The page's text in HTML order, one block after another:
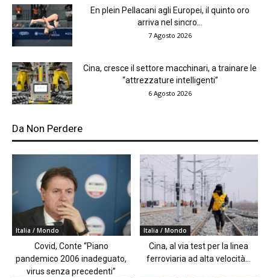
En plein Pellacani agli Europei, il quinto oro
arriva nel sincro...
7 Agosto 2026
Cina, cresce il settore macchinari, a trainare le
“attrezzature intelligenti”
6 Agosto 2026
Da Non Perdere
Italia / Mondo
Covid, Conte “Piano
pandemico 2006 inadeguato,
virus senza precedenti”
Italia / Mondo
Cina, al via test per la linea
ferroviaria ad alta velocità...